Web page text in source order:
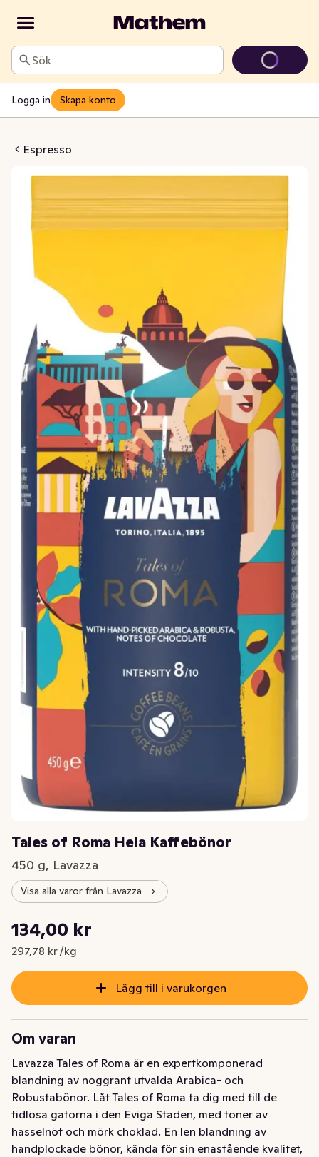
Sök
Logga in Skapa konto
Espresso
Hela Kaffebönor
Tales of Roma Hela Kaffebönor
450 g, Lavazza
Visa alla varor från Lavazza
Nuvarande pris är: 134,00 kr
134,00 kr
297,78 kr /kg
Styckpris: 297,78 kr /kg
Lägg till i varukorgen
Om varan
Lavazza Tales of Roma är en expertkomponerad
blandning av noggrant utvalda Arabica- och
Robustabönor. Låt Tales of Roma ta dig med till de
tidlösa gatorna i den Eviga Staden, med toner av
hasselnöt och mörk choklad. En len blandning av
handplockade bönor, kända för sin enastående kvalitet,